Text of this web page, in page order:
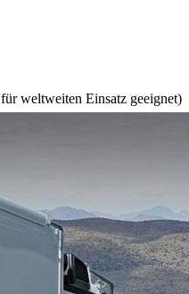
weltweiten Einsatz geeignet)